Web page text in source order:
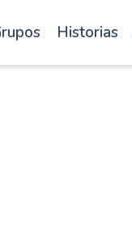
Historias